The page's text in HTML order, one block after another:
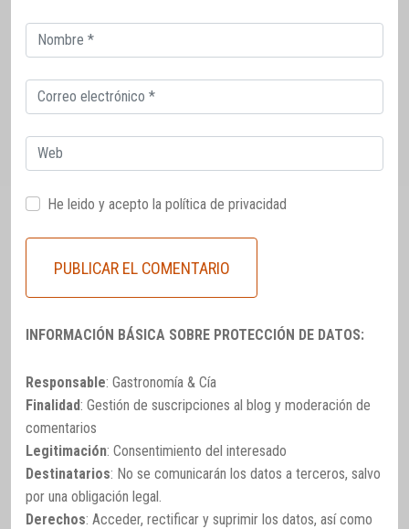
Correo
electrónico
Correo
electrónico
Web
He leido y acepto la política de privacidad
INFORMACIÓN BÁSICA SOBRE PROTECCIÓN DE DATOS:
Responsable: Gastronomía & Cía
Finalidad: Gestión de suscripciones al blog y moderación de
comentarios
Legitimación: Consentimiento del interesado
Destinatarios: No se comunicarán los datos a terceros, salvo
por una obligación legal.
Derechos: Acceder, rectificar y suprimir los datos, así como